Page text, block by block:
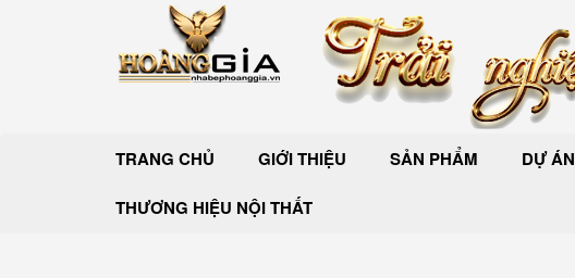
TRANG CHỦ GIỚI THIỆU SẢN PHẨM DỰ ÁN
THƯƠNG HIỆU NỘI THẤT